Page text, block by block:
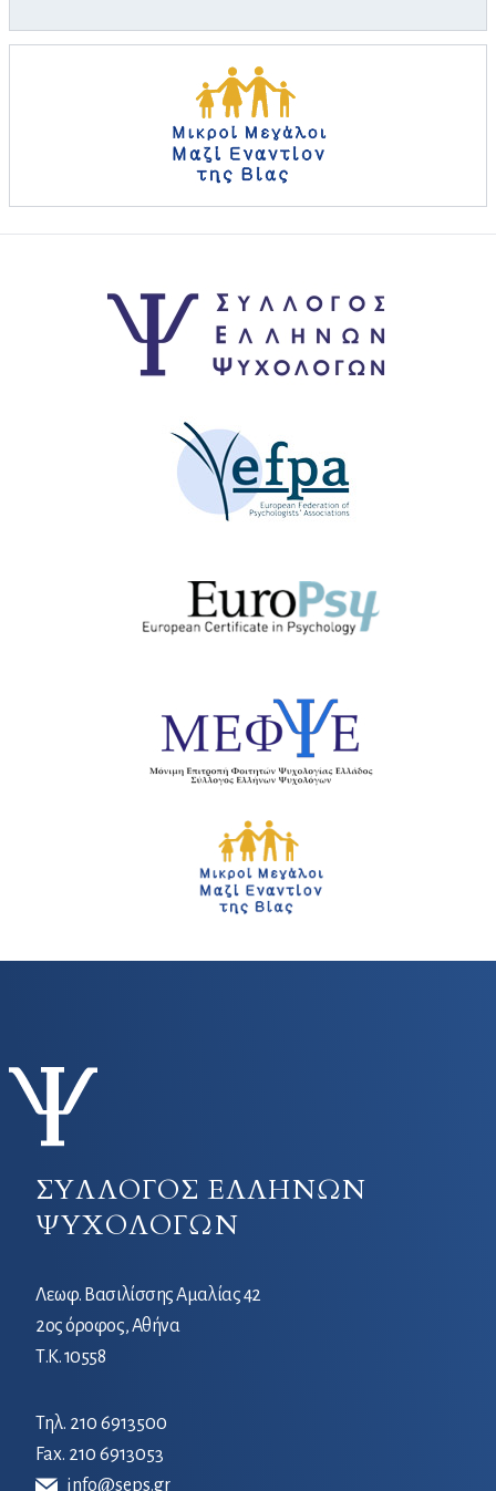
ΣΥΛΛΟΓΟΣ ΕΛΛΗΝΩΝ
ΨΥΧΟΛΟΓΩΝ
Λεωφ. Βασιλίσσης Αμαλίας 42
2ος όροφος, Αθήνα
Τ.Κ. 10558
Τηλ. 210 6913500
Fax. 210 6913053
info@seps.gr